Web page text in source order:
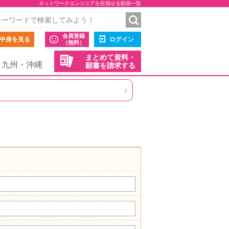
ネットワークエンジニアを目指せる動画一覧
身を見る
会員登録
（無料）
ログイン
まとめて資料・
願書を請求する
九州・沖縄
›